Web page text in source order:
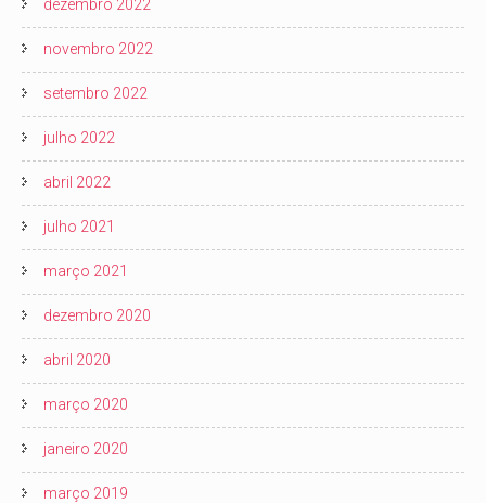
dezembro 2022
novembro 2022
setembro 2022
julho 2022
abril 2022
julho 2021
março 2021
dezembro 2020
abril 2020
março 2020
janeiro 2020
março 2019